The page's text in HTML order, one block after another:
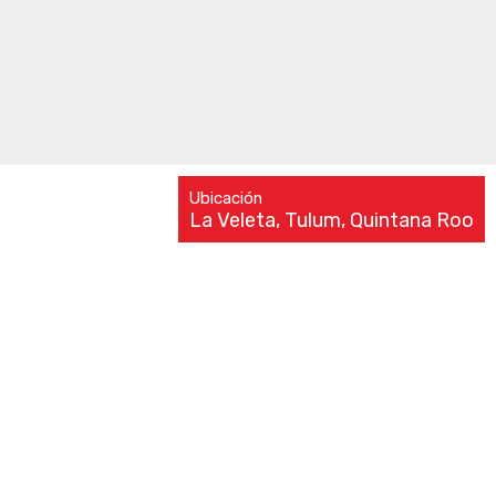
Ubicación
La Veleta, Tulum, Quintana Roo